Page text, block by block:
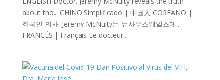
about tho... CHINO Simplificado | 中国人 COREANO |
한국인 의사. Jeremy McNulty는 뉴사우스웨일스에...
FRANCÉS | Français Le docteur...